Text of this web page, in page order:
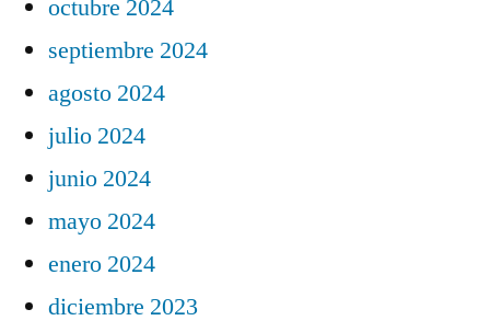
octubre 2024
septiembre 2024
agosto 2024
julio 2024
junio 2024
mayo 2024
enero 2024
diciembre 2023